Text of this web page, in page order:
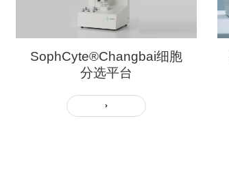
SophCyte®Changbai细胞
分选平台